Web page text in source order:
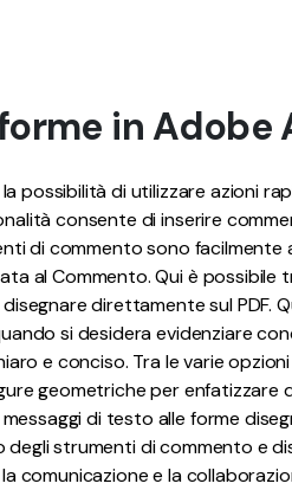
in
possibilità di utilizzare azioni
consente di inserire
di commento sono facilmente
al Commento. Qui è possibile
direttamente sul PDF.
si desidera evidenziare
e conciso. Tra le varie opzioni
geometriche per enfatizzare
di testo alle forme
degli strumenti di commento e
comunicazione e la